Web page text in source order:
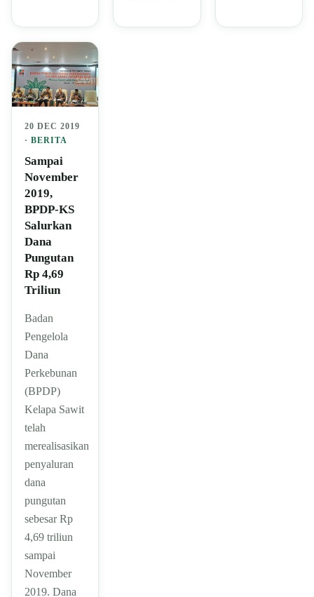
20 DEC 2019
· BERITA
Sampai
November
2019,
BPDP-KS
Salurkan
Dana
Pungutan
Rp 4,69
Triliun
Badan
Pengelola
Dana
Perkebunan
(BPDP)
Kelapa Sawit
telah
merealisasikan
penyaluran
dana
pungutan
sebesar Rp
4,69 triliun
sampai
November
2019. Dana